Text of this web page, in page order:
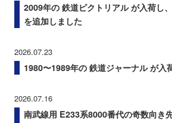
2009年の 鉄道ピクトリアル が入荷し
を追加しました
2026.07.23
1980〜1989年の 鉄道ジャーナル が入
2026.07.16
南武線用 E233系8000番代の奇数向き